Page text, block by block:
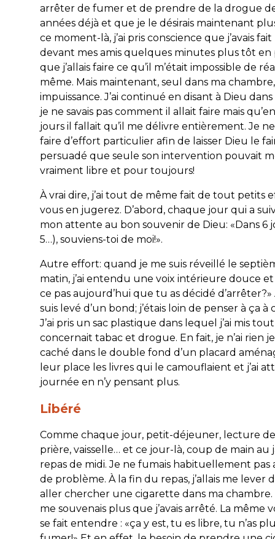
arrêter de fumer et de prendre de la drogue
années déjà et que je le désirais maintenant
ce moment-là, j’ai pris conscience que j’avais
devant mes amis quelques minutes plus tôt
que j’allais faire ce qu’il m’était impossible de
même. Mais maintenant, seul dans ma chambre,
impuissance. J’ai continué en disant à Dieu
je ne savais pas comment il allait faire mais
jours il fallait qu’il me délivre entièrement. Je
faire d’effort particulier afin de laisser Dieu le
persuadé que seule son intervention pouvait
vraiment libre et pour toujours!
À vrai dire, j’ai tout de même fait de tout petits
vous en jugerez. D’abord, chaque jour qui a
mon attente au bon souvenir de Dieu: «Dans 6
5…), souviens-toi de moi!».
Autre effort: quand je me suis réveillé le
matin, j’ai entendu une voix intérieure douce et
ce pas aujourd’hui que tu as décidé d’arrêter?»
suis levé d’un bond; j’étais loin de penser à ça
J’ai pris un sac plastique dans lequel j’ai mis
concernait tabac et drogue. En fait, je n’ai rien
caché dans le double fond d’un placard
leur place les livres qui le camouflaient et j’ai
journée en n’y pensant plus.
Libéré
Comme chaque jour, petit-déjeuner, lecture
prière, vaisselle… et ce jour-là, coup de main au
repas de midi. Je ne fumais habituellement pas
de problème. À la fin du repas, j’allais me lever
aller chercher une cigarette dans ma chambre.
me souvenais plus que j’avais arrêté. La même
se fait entendre : «ça y est, tu es libre, tu n’as